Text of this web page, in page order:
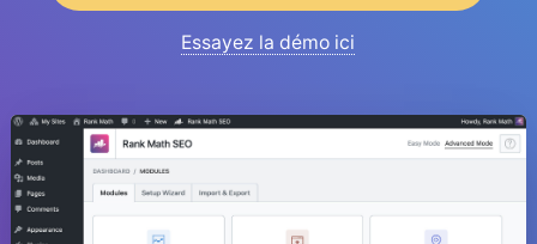
Essayez la démo ici